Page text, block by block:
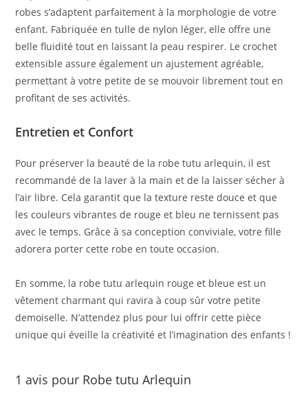
robes s’adaptent parfaitement à la morphologie de votre
enfant. Fabriquée en tulle de nylon léger, elle offre une
belle fluidité tout en laissant la peau respirer. Le crochet
extensible assure également un ajustement agréable,
permettant à votre petite de se mouvoir librement tout en
profitant de ses activités.
Entretien et Confort
Pour préserver la beauté de la robe tutu arlequin, il est
recommandé de la laver à la main et de la laisser sécher à
l’air libre. Cela garantit que la texture reste douce et que
les couleurs vibrantes de rouge et bleu ne ternissent pas
avec le temps. Grâce à sa conception conviviale, votre fille
adorera porter cette robe en toute occasion.
En somme, la robe tutu arlequin rouge et bleue est un
vêtement charmant qui ravira à coup sûr votre petite
demoiselle. N’attendez plus pour lui offrir cette pièce
unique qui éveille la créativité et l’imagination des enfants !
1 avis pour Robe tutu Arlequin